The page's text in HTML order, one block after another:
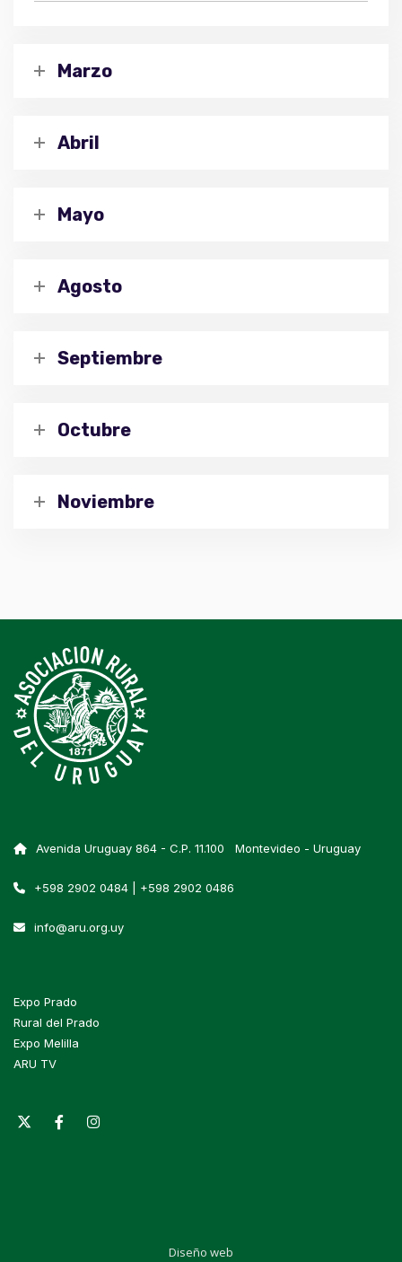
Marzo
Abril
Mayo
Agosto
Septiembre
Octubre
Noviembre
Avenida Uruguay 864 - C.P. 11.100 Montevideo - Uruguay
+598 2902 0484 | +598 2902 0486
info@aru.org.uy
Expo Prado
Rural del Prado
Expo Melilla
ARU TV
Diseño web